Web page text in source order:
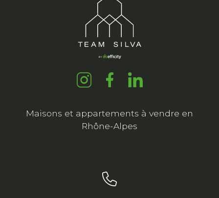
Maisons et appartements à vendre en
Rhône-Alpes